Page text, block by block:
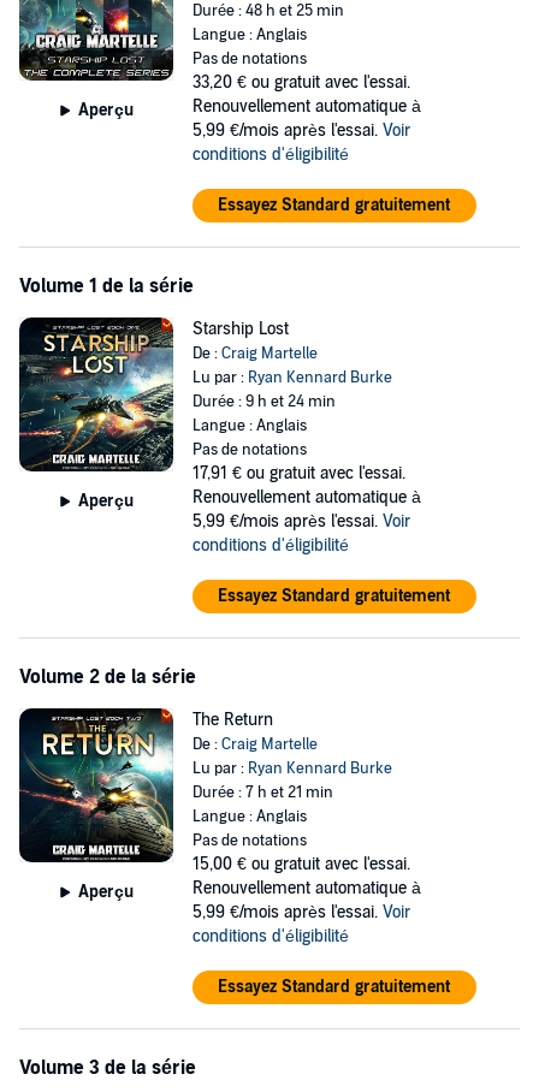
The time has come for Captain Jaq Hunter and Commander Crip
Castle to lead this new generation against the Malibor and reclaim
what should be theirs.
The crew returns to fulfill their destiny and honor their parents’
Starship LostMilitary Sci-Fi Series from
Military Sci-Fi Dragon Award Finalist and Amazon International
Partlow, JN Chaney, and Joshua Dalzelle. Listen to it today!
©2024, 2025 Aethon Books (P)2025 Aethon Audio
Aperçu
Durée : 48 h et 25 min
Langue : Anglais
Pas de notations
33,20 € ou gratuit avec l'essai.
Renouvellement automatique à
5,99 €/mois après l'essai. Voir
conditions d'éligibilité
Essayez Standard gratuitement
Volume 1 de la série
Aperçu
Starship Lost
De :Craig Martelle
Lu par : Ryan Kennard Burke
Durée : 9 h et 24 min
Langue : Anglais
Pas de notations
17,91 € ou gratuit avec l'essai.
Renouvellement automatique à
5,99 €/mois après l'essai. Voir
conditions d'éligibilité
Essayez Standard gratuitement
Volume 2 de la série
Aperçu
The Return
De :Craig Martelle
Lu par : Ryan Kennard Burke
Durée : 7 h et 21 min
Langue : Anglais
Pas de notations
15,00 € ou gratuit avec l'essai.
Renouvellement automatique à
5,99 €/mois après l'essai. Voir
conditions d'éligibilité
Essayez Standard gratuitement
Volume 3 de la série